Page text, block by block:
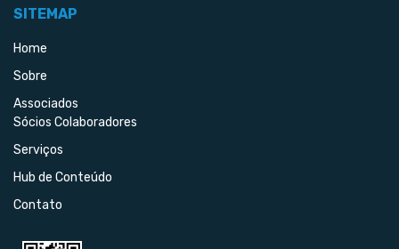
SITEMAP
Home
Sobre
Associados
Sócios Colaboradores
Serviços
Hub de Conteúdo
Contato